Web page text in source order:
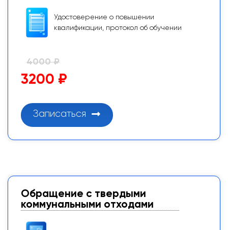
Удостоверение о повышении
квалификации, протокол об обучении
4000 ₽
3200 ₽
Записаться
Обращение с твердыми
коммунальными отходами